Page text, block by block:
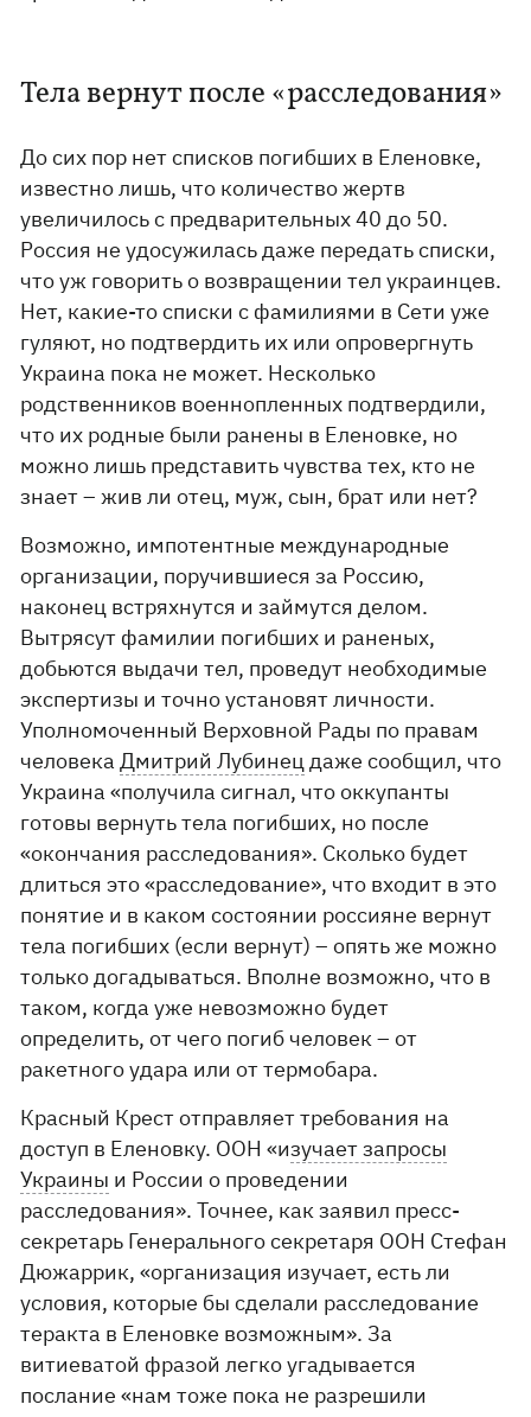
Тела вернут после «расследования»
До сих пор нет списков погибших в Еленовке,
известно лишь, что количество жертв
увеличилось с предварительных 40 до 50.
Россия не удосужилась даже передать списки,
что уж говорить о возвращении тел украинцев.
Нет, какие-то списки с фамилиями в Сети уже
гуляют, но подтвердить их или опровергнуть
Украина пока не может. Несколько
родственников военнопленных подтвердили,
что их родные были ранены в Еленовке, но
можно лишь представить чувства тех, кто не
знает – жив ли отец, муж, сын, брат или нет?
Возможно, импотентные международные
организации, поручившиеся за Россию,
наконец встряхнутся и займутся делом.
Вытрясут фамилии погибших и раненых,
добьются выдачи тел, проведут необходимые
экспертизы и точно установят личности.
Уполномоченный Верховной Рады по правам
человекаДмитрий Лубинецдаже сообщил, что
Украина «получила сигнал, что оккупанты
готовы вернуть тела погибших, но после
«окончания расследования». Сколько будет
длиться это «расследование», что входит в это
понятие и в каком состоянии россияне вернут
тела погибших (если вернут) – опять же можно
только догадываться. Вполне возможно, что в
таком, когда уже невозможно будет
определить, от чего погиб человек – от
ракетного удара или от термобара.
Красный Крест отправляет требования на
доступ в Еленовку. ООН «изучает запросы
Украины и России о проведении
расследования». Точнее, как заявил пресс-
секретарь Генерального секретаря ООН Стефан
Дюжаррик, «организация изучает, есть ли
условия, которые бы сделали расследование
теракта в Еленовке возможным». За
витиеватой фразой легко угадывается
послание «нам тоже пока не разрешили